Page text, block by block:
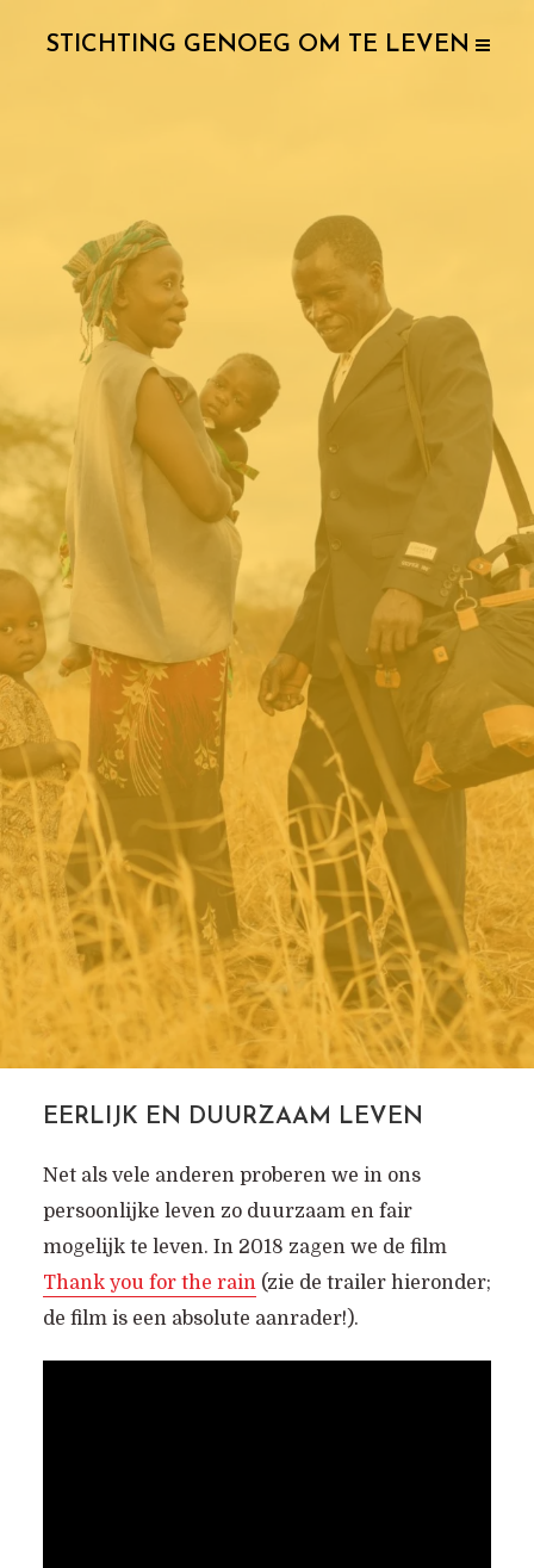
STICHTING GENOEG OM TE LEVEN
EERLIJK EN DUURZAAM LEVEN
Net als vele anderen proberen we in ons
persoonlijke leven zo duurzaam en fair
mogelijk te leven. In 2018 zagen we de film
Thank you for the rain(zie de trailer hieronder;
de film is een absolute aanrader!).